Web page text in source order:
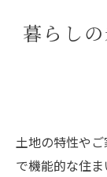
暮らし
土地の特性や
で機能的な住